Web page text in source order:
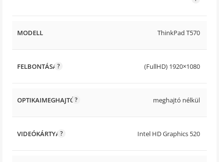
MODELL ThinkPad T570
FELBONTÁSA (FullHD) 1920×1080
OPTIKAIMEGHAJTÓ meghajtó nélkül
VIDEÓKÁRTYA Intel HD Graphics 520